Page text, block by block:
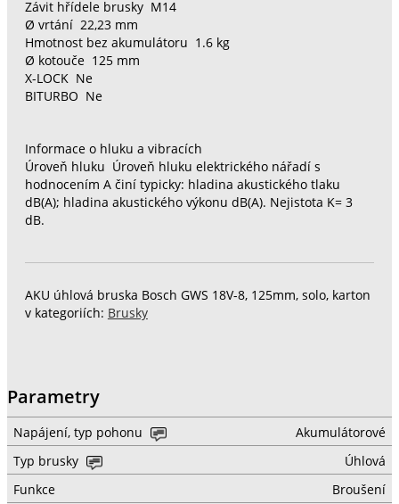
Závit hřídele brusky M14
Ø vrtání 22,23 mm
Hmotnost bez akumulátoru 1.6 kg
Ø kotouče 125 mm
X-LOCK Ne
BITURBO Ne
Informace o hluku a vibracích
Úroveň hluku Úroveň hluku elektrického nářadí s
hodnocením A činí typicky: hladina akustického tlaku
dB(A); hladina akustického výkonu dB(A). Nejistota K= 3
dB.
AKU úhlová bruska Bosch GWS 18V-8, 125mm, solo, karton
v kategoriích: Brusky
Parametry
Napájení, typ pohonu
Akumulátorové
Typ brusky
Úhlová
Funkce
Broušení